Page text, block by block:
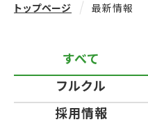
トップページ 最新情報
すべて
フルクル
採用情報